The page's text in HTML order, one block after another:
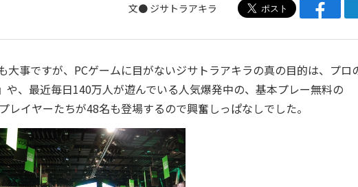
文● ジサトラアキラ
大事ですが、PCゲームに目がないジサトラアキラの真の目的は、プロ
、最近毎日140万人が遊んでいる人気爆発中の、基本プレー無料の
イヤーたちが48名も登場するので興奮しっぱなしでした。